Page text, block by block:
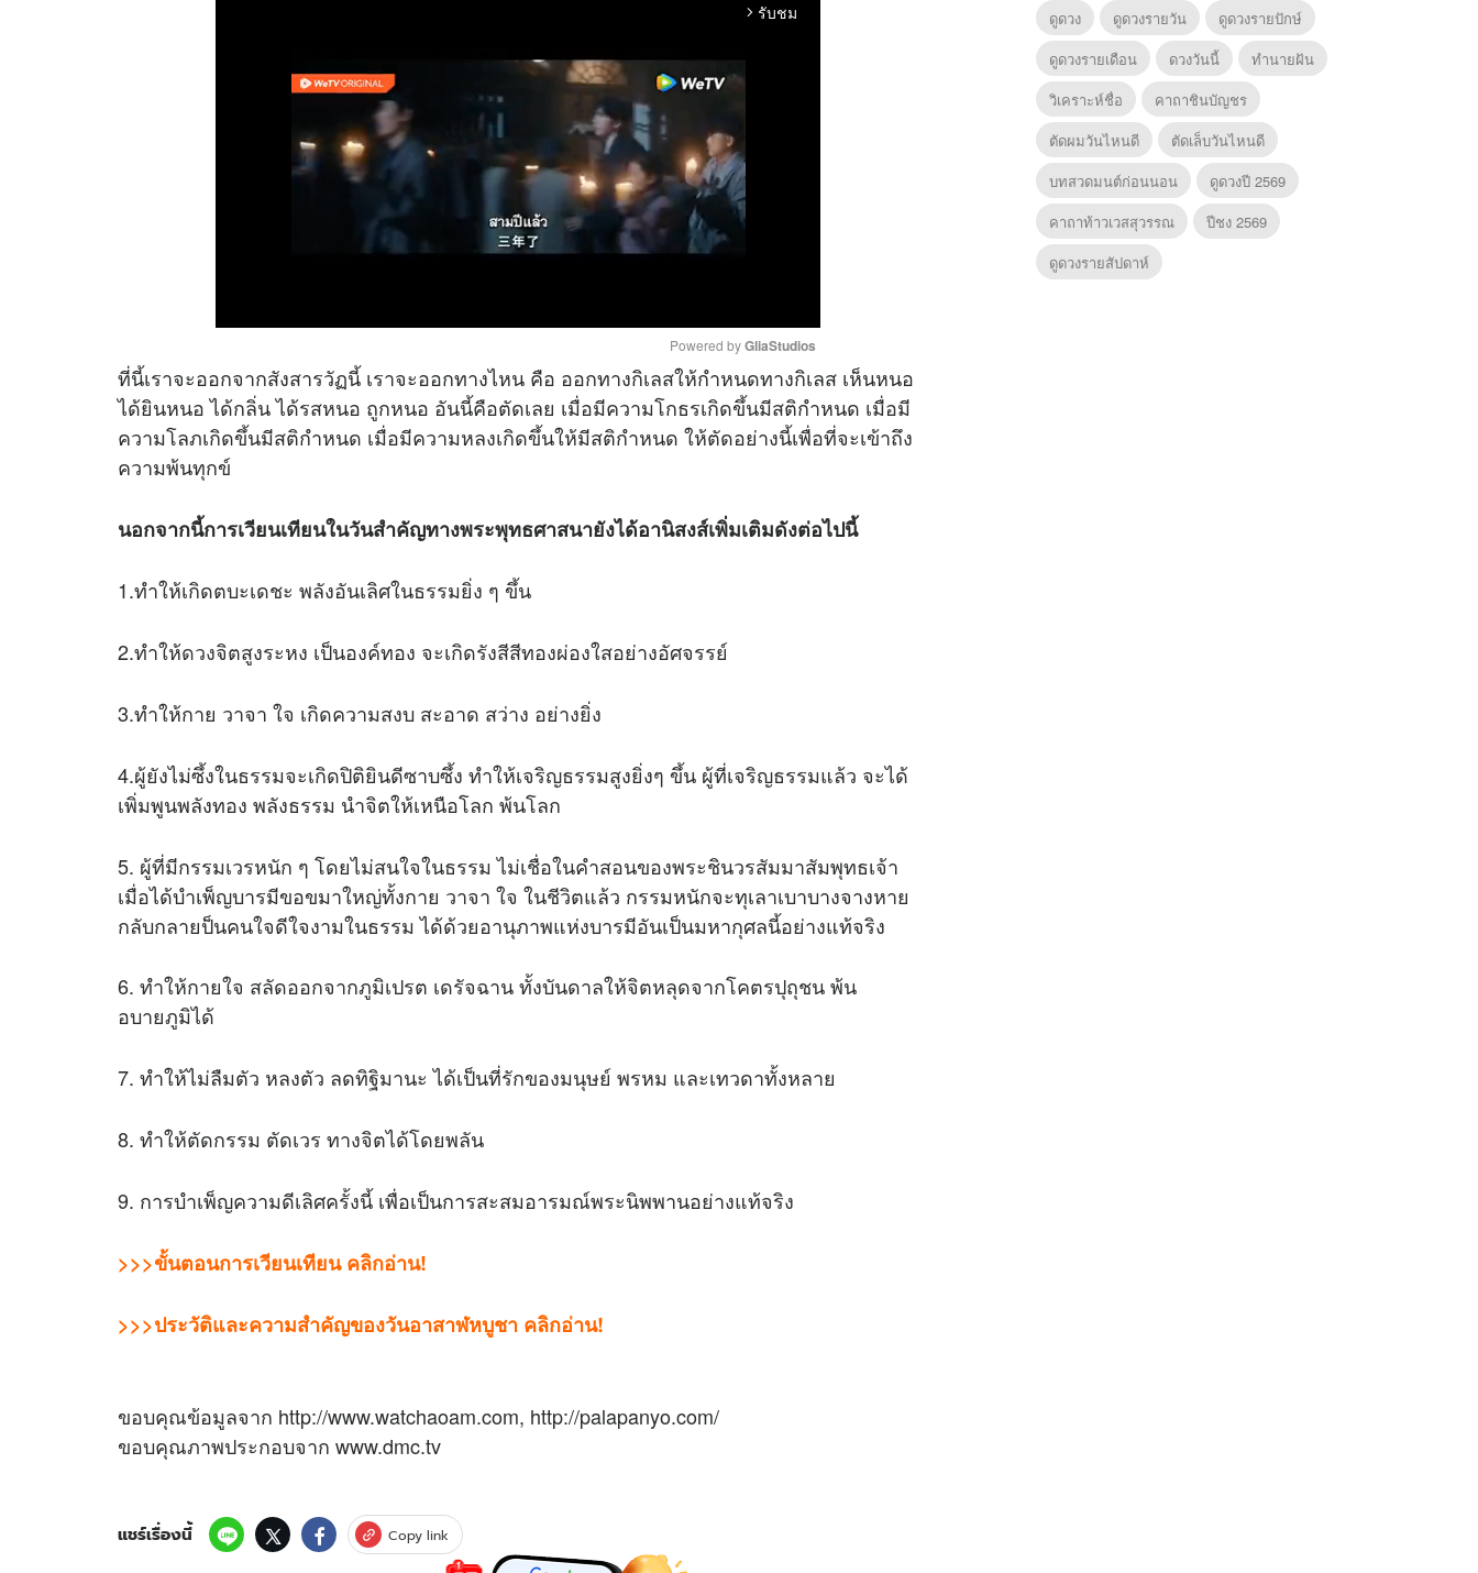
arrow_forward_ios รับชม
M
u
Powered by GliaStudios
ที่นี้เราจะออกจากสังสารวัฏนี้ เราจะออกทางไหน คือ ออกทางกิเลสให้กำหนดทางกิเลส เห็นหนอ
ได้ยินหนอ ได้กลิ่น ได้รสหนอ ถูกหนอ อันนี้คือตัดเลย เมื่อมีความโกธรเกิดขึ้นมีสติกำหนด เมื่อมี
ความโลภเกิดขึ้นมีสติกำหนด เมื่อมีความหลงเกิดขึ้นให้มีสติกำหนด ให้ตัดอย่างนี้เพื่อที่จะเข้าถึง
ความพ้นทุกข์
นอกจากนี้การเวียนเทียนในวันสำคัญทางพระพุทธศาสนายังได้อานิสงส์เพิ่มเติมดังต่อไปนี้
1.ทำให้เกิดตบะเดชะ พลังอันเลิศในธรรมยิ่ง ๆ ขึ้น
2.ทำให้ดวงจิตสูงระหง เป็นองค์ทอง จะเกิดรังสีสีทองผ่องใสอย่างอัศจรรย์
3.ทำให้กาย วาจา ใจ เกิดความสงบ สะอาด สว่าง อย่างยิ่ง
4.ผู้ยังไม่ซึ้งในธรรมจะเกิดปิติยินดีซาบซึ้ง ทำให้เจริญธรรมสูงยิ่งๆ ขึ้น ผู้ที่เจริญธรรมแล้ว จะได้
เพิ่มพูนพลังทอง พลังธรรม นำจิตให้เหนือโลก พ้นโลก
5. ผู้ที่มีกรรมเวรหนัก ๆ โดยไม่สนใจในธรรม ไม่เชื่อในคำสอนของพระชินวรสัมมาสัมพุทธเจ้า
เมื่อได้บำเพ็ญบารมีขอขมาใหญ่ทั้งกาย วาจา ใจ ในชีวิตแล้ว กรรมหนักจะทุเลาเบาบางจางหาย
กลับกลายป็นคนใจดีใจงามในธรรม ได้ด้วยอานุภาพแห่งบารมีอันเป็นมหากุศลนี้อย่างแท้จริง
6. ทำให้กายใจ สลัดออกจากภูมิเปรต เดรัจฉาน ทั้งบันดาลให้จิตหลุดจากโคตรปุถุชน พ้น
อบายภูมิได้
7. ทำให้ไม่ลืมตัว หลงตัว ลดทิฐิมานะ ได้เป็นที่รักของมนุษย์ พรหม และเทวดาทั้งหลาย
8. ทำให้ตัดกรรม ตัดเวร ทางจิตได้โดยพลัน
9. การบำเพ็ญความดีเลิศครั้งนี้ เพื่อเป็นการสะสมอารมณ์พระนิพพานอย่างแท้จริง
>>>ขั้นตอนการเวียนเทียน คลิกอ่าน!
>>>ประวัติและความสำคัญของวันอาสาฬหบูชา คลิกอ่าน!
ขอบคุณข้อมูลจาก http://www.watchaoam.com, http://palapanyo.com/
ขอบคุณภาพประกอบจาก www.dmc.tv
แชร์เรื่องนี้ Copy link
ดูดวง ดูดวงรายวัน
ดูดวงรายปักษ์
ดูดวงรายเดือน
ดวงวันนี้
ทํานายฝัน
วิเคราะห์ชื่อ
คาถาชินบัญชร
ตัดผมวันไหนดี
ตัดเล็บวันไหนดี
บทสวดมนต์ก่อนนอน
ดูดวงปี 2569
คาถาท้าวเวสสุวรรณ
ปีชง 2569
ดูดวงรายสัปดาห์